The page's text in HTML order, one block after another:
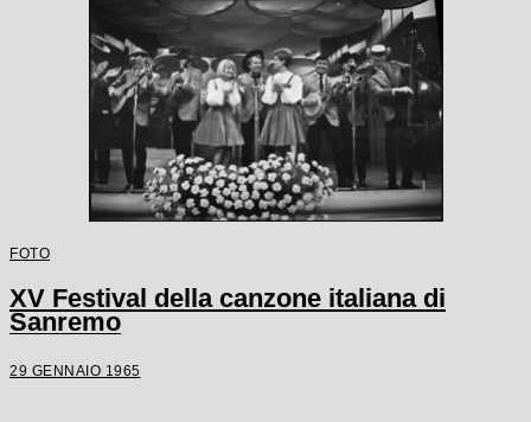
FOTO
XV Festival della canzone italiana di
Sanremo
29 GENNAIO 1965